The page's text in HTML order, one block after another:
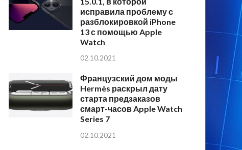
исправила проблему с
разблокировкой iPhone
13 с помощью Apple
Watch
02.10.2021
Французский дом моды
Hermès раскрыл дату
старта предзаказов
смарт-часов Apple Watch
Series 7
02.10.2021